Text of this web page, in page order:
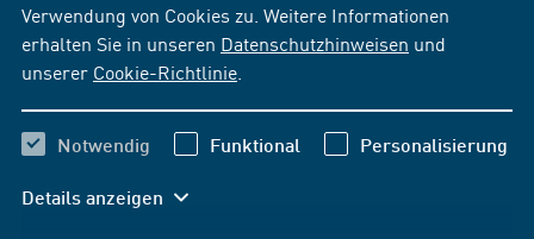
Verwendung von Cookies zu. Weitere Informationen
erhalten Sie in unseren Datenschutzhinweisen und
unserer Cookie-Richtlinie
Notwendig Funktional Personalisierung
Details anzeigen